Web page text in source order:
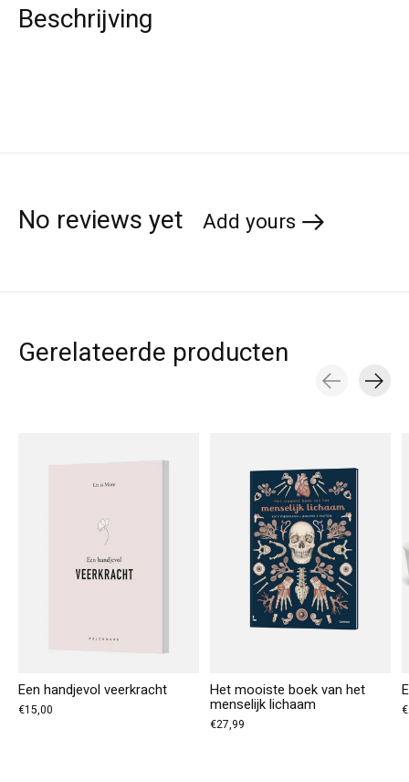
Beschrijving
No reviews yet Add yours
Gerelateerde producten
Een handjevol veerkracht
€15,00
Het mooiste boek van het
menselijk lichaam
€27,99